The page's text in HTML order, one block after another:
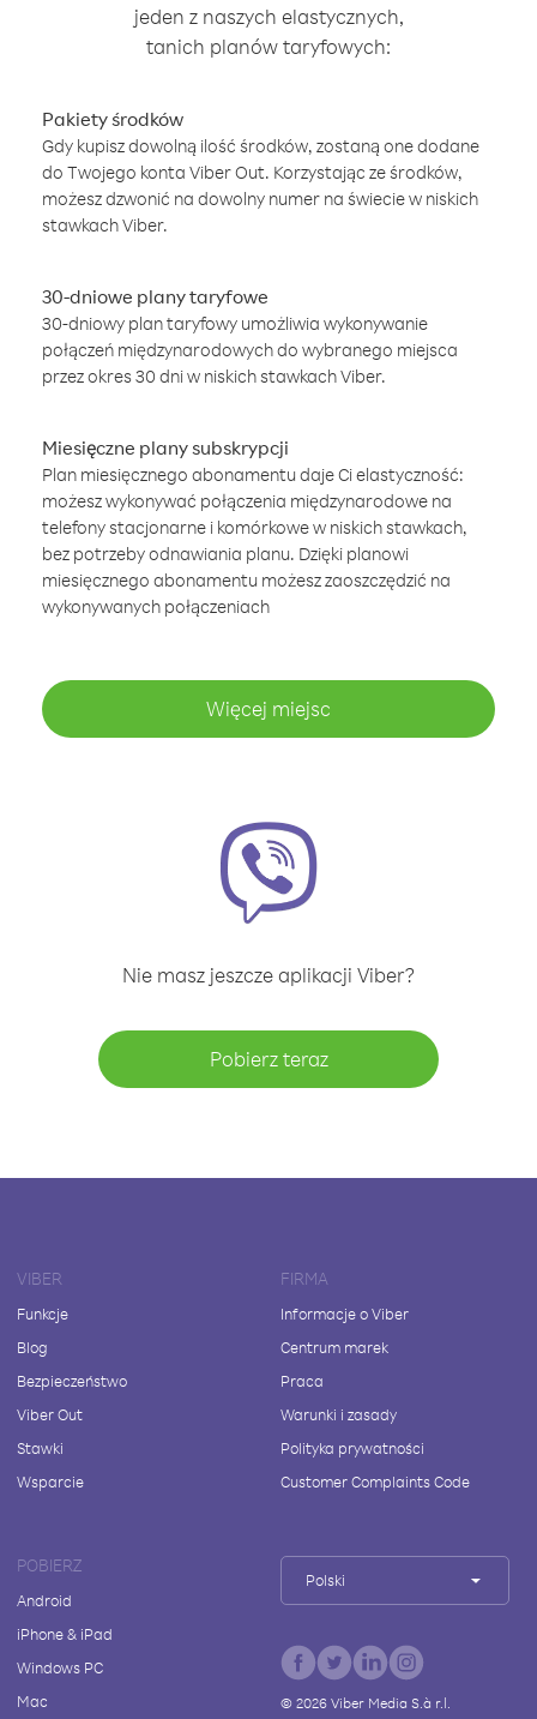
jeden z naszych elastycznych,
tanich planów taryfowych:
Pakiety środków
Gdy kupisz dowolną ilość środków, zostaną one dodane
do Twojego konta Viber Out. Korzystając ze środków,
możesz dzwonić na dowolny numer na świecie w niskich
stawkach Viber.
30-dniowe plany taryfowe
30-dniowy plan taryfowy umożliwia wykonywanie
połączeń międzynarodowych do wybranego miejsca
przez okres 30 dni w niskich stawkach Viber.
Miesięczne plany subskrypcji
Plan miesięcznego abonamentu daje Ci elastyczność:
możesz wykonywać połączenia międzynarodowe na
telefony stacjonarne i komórkowe w niskich stawkach,
bez potrzeby odnawiania planu. Dzięki planowi
miesięcznego abonamentu możesz zaoszczędzić na
wykonywanych połączeniach
Więcej miejsc
Nie masz jeszcze aplikacji Viber?
Pobierz teraz
VIBER
Funkcje
Blog
Bezpieczeństwo
Viber Out
Stawki
Wsparcie
FIRMA
Informacje o Viber
Centrum marek
Praca
Warunki i zasady
Polityka prywatności
Customer Complaints Code
POBIERZ
Android
iPhone & iPad
Windows PC
Mac
Polski
© 2026Viber Media S.à r.l.